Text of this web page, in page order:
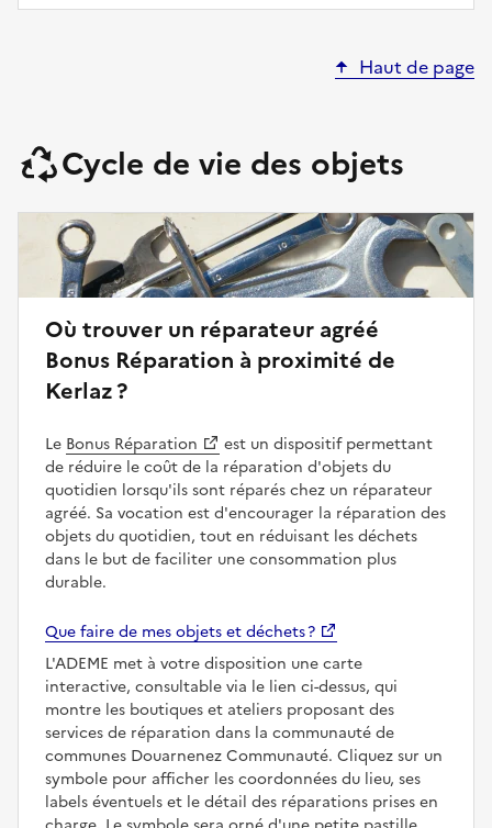
Haut de page
Cycle de vie des objets
Où trouver un réparateur agréé
Bonus Réparation à proximité de
Kerlaz ?
Le Bonus Réparation
est un dispositif permettant
de réduire le coût de la réparation d'objets du
quotidien lorsqu'ils sont réparés chez un réparateur
agréé. Sa vocation est d'encourager la réparation des
objets du quotidien, tout en réduisant les déchets
dans le but de faciliter une consommation plus
durable.
Que faire de mes objets et déchets ?
L'ADEME met à votre disposition une carte
interactive, consultable via le lien ci-dessus, qui
montre les boutiques et ateliers proposant des
services de réparation dans la communauté de
communes Douarnenez Communauté. Cliquez sur un
symbole pour afficher les coordonnées du lieu, ses
labels éventuels et le détail des réparations prises en